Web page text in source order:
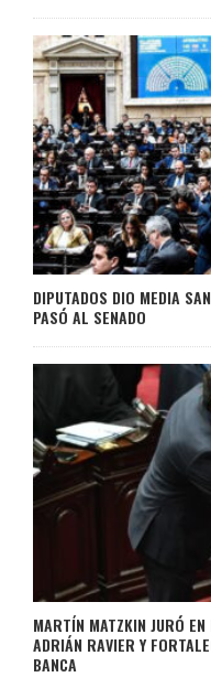
DIPUTADOS DIO MEDIA
PASÓ AL SENADO
MARTÍN MATZKIN JURÓ
ADRIÁN RAVIER Y
BANCA